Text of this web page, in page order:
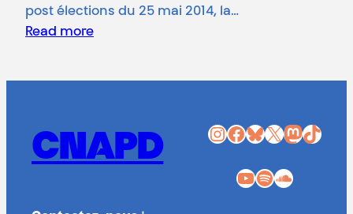
post élections du 25 mai 2014, la…
Read more
CNAPD InstagramFacebook Bluesky X Mastodon TikTok
YouTube Spotify SoundCloud